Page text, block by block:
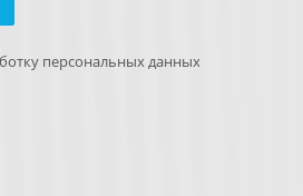
персональных данных